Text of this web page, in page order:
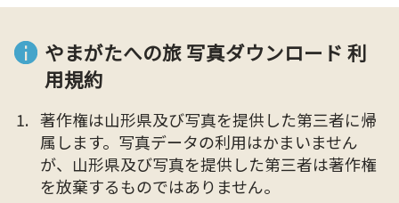
やまがたへの旅 写真ダウンロード 利
用規約
著作権は山形県及び写真を提供した第三者に帰
属します。写真データの利用はかまいません
が、山形県及び写真を提供した第三者は著作権
を放棄するものではありません。